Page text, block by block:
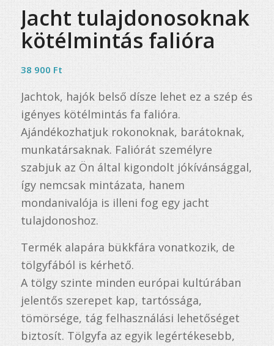
Jacht tulajdonosoknak
kötélmintás falióra
38 900 Ft
Jachtok, hajók belső dísze lehet ez a szép és
igényes kötélmintás fa falióra.
Ajándékozhatjuk rokonoknak, barátoknak,
munkatársaknak. Faliórát személyre
szabjuk az Ön által kigondolt jókívánsággal,
így nemcsak mintázata, hanem
mondanivalója is illeni fog egy jacht
tulajdonoshoz.
Termék alapára bükkfára vonatkozik, de
tölgyfából is kérhető.
A tölgy szinte minden európai kultúrában
jelentős szerepet kap, tartóssága,
tömörsége, tág felhasználási lehetőséget
biztosít. Tölgyfa az egyik legértékesebb,